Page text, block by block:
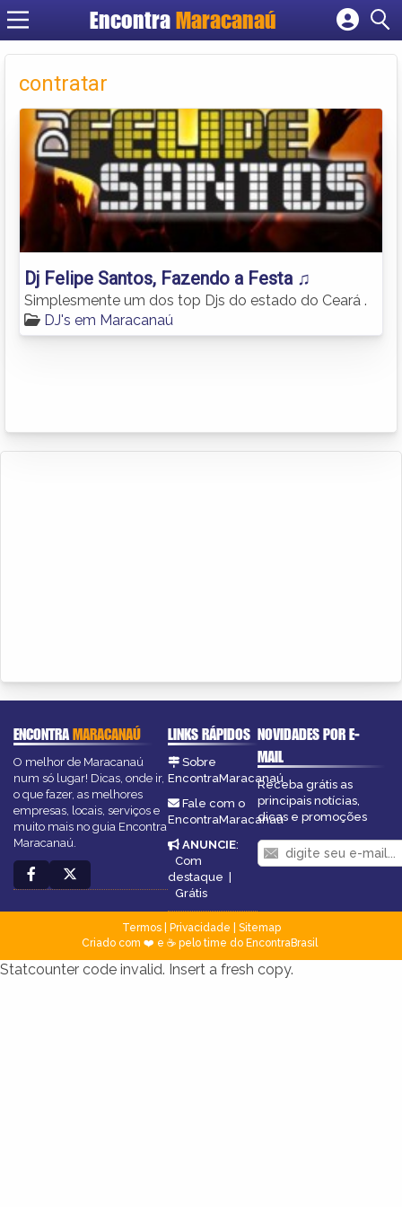
Encontra Maracanaú
Cadastrar empresa
contratar
Dj Felipe Santos, Fazendo a Festa ♫
Simplesmente um dos top Djs do estado do Ceará .
DJ's em Maracanaú
ENCONTRAMARACANAÚ
O melhor de Maracanaú
num só lugar! Dicas, onde ir,
o que fazer, as melhores
empresas, locais, serviços e
muito mais no guia Encontra
Maracanaú.
LINKS RÁPIDOS
Sobre
EncontraMaracanaú
Fale com o
EncontraMaracanaú
ANUNCIE:
Com
destaque |
Grátis
NOVIDADES POR E-
MAIL
Receba grátis as
principais notícias,
dicas e promoções
Termos| Privacidade
Sitemap
Criado com ❤️ e ☕ pelo time do EncontraBrasil
Statcounter code invalid. Insert a fresh copy.